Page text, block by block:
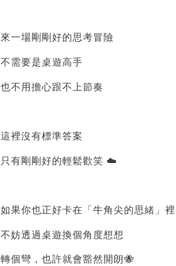
來一場剛剛好的思考冒險
不需要是桌遊高手
也不用擔心跟不上節奏
這裡沒有標準答案
只有剛剛好的輕鬆歡笑 ☁️
如果你也正好卡在「牛角尖的思緒」裡
不妨透過桌遊換個角度想想
轉個彎，也許就會豁然開朗🐝